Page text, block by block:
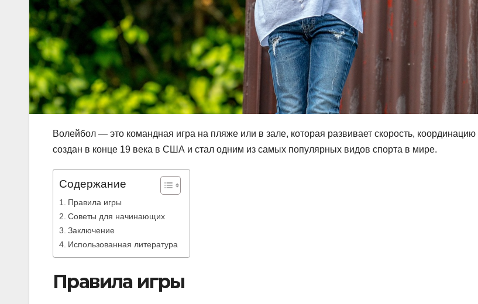
Волейбол — это командная игра на пляже или в зале, которая развивает скорость,
создан в конце 19 века в США и стал одним из самых популярных видов спорта в мире.
Содержание
Правила игры
Советы для начинающих
Заключение
Использованная литература
Правила игры